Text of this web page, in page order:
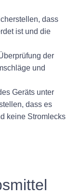
dass
ist und die
der
und
Geräts unter
dass es
keine Stromlecks